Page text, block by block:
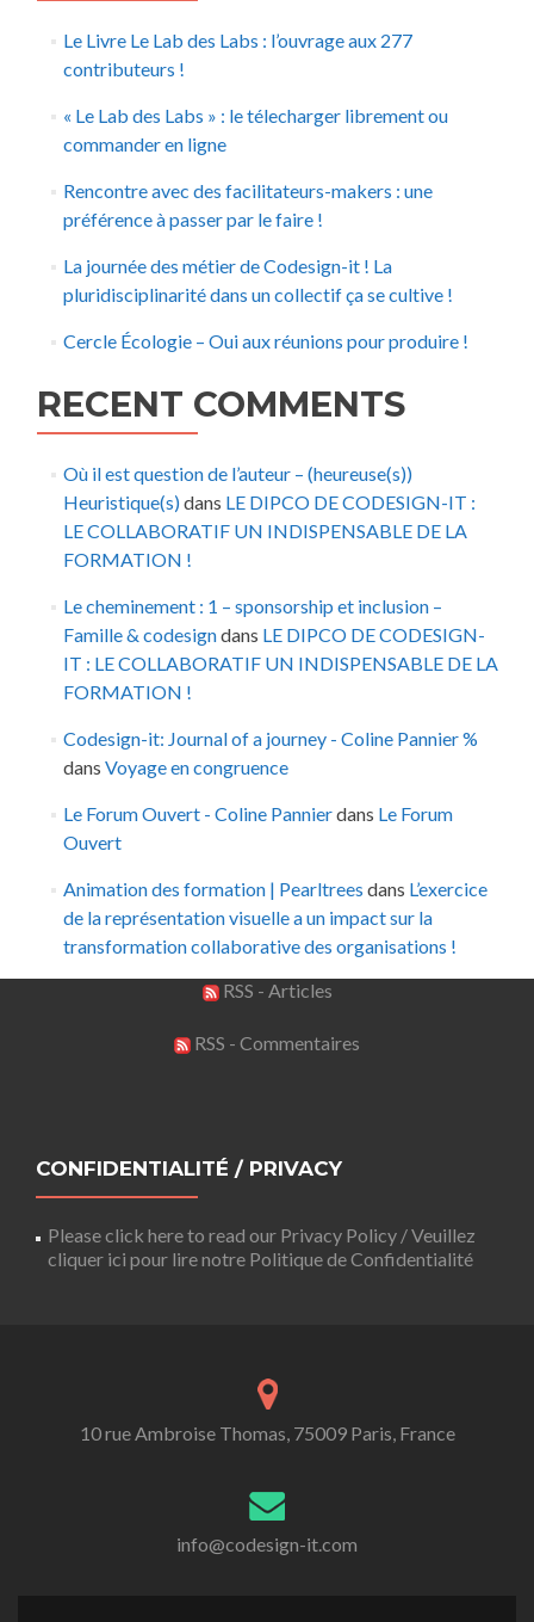
Le Livre Le Lab des Labs : l’ouvrage aux 277
contributeurs !
« Le Lab des Labs » : le télecharger librement ou
commander en ligne
Rencontre avec des facilitateurs-makers : une
préférence à passer par le faire !
La journée des métier de Codesign-it ! La
pluridisciplinarité dans un collectif ça se cultive !
Cercle Écologie – Oui aux réunions pour produire !
RECENT COMMENTS
Où il est question de l’auteur – (heureuse(s))
Heuristique(s)dans LE DIPCO DE CODESIGN-IT :
LE COLLABORATIF UN INDISPENSABLE DE LA
FORMATION !
Le cheminement : 1 – sponsorship et inclusion –
Famille & codesigndans LE DIPCO DE CODESIGN-
IT : LE COLLABORATIF UN INDISPENSABLE DE LA
FORMATION !
Codesign-it: Journal of a journey - Coline Pannier %
dans Voyage en congruence
Le Forum Ouvert - Coline Pannierdans Le Forum
Ouvert
Animation des formation | Pearltrees dans L’exercice
de la représentation visuelle a un impact sur la
transformation collaborative des organisations !
RSS - Articles
RSS - Commentaires
CONFIDENTIALITÉ / PRIVACY
Please click here to read our Privacy Policy / Veuillez
cliquer ici pour lire notre Politique de Confidentialité
10 rue Ambroise Thomas, 75009 Paris, France
info@codesign-it.com